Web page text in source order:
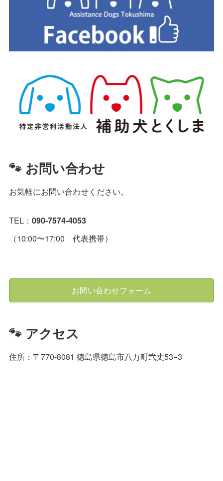
🐾 お問い合わせ
お気軽にお問い合わせください。
TEL：090-7574-4053
（10:00〜17:00 代表携帯）
お問い合わせフォーム
🐾 アクセス
住所：〒770-8081 徳島県徳島市八万町弐丈53−3